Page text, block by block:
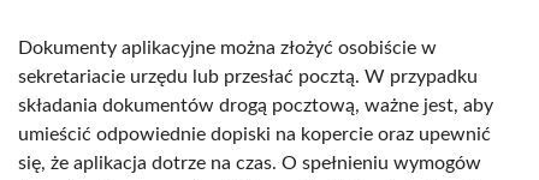
Dokumenty aplikacyjne można złożyć osobiście w
sekretariacie urzędu lub przesłać pocztą. W przypadku
składania dokumentów drogą pocztową, ważne jest, aby
umieścić odpowiednie dopiski na kopercie oraz upewnić
się, że aplikacja dotrze na czas. O spełnieniu wymogów